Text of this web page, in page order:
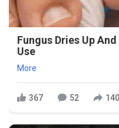
Fungus Dries Up
Use
More
367 52 140